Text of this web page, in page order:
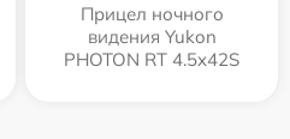
Прицел ночного
видения Yukon
PHOTON RT 4.5x42S